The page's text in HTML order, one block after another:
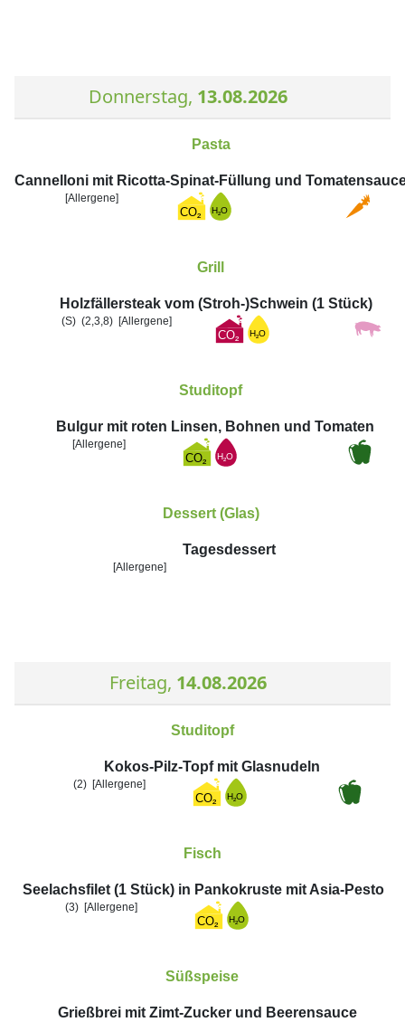
Donnerstag, 13.08.2026
Pasta
Cannelloni mit Ricotta-Spinat-Füllung und
[Allergene]
Grill
Holzfällersteak vom (Stroh-)Schwein (1 Stück)
(S) (2,3,8) [Allergene]
Studitopf
Bulgur mit roten Linsen, Bohnen und Tomaten
[Allergene]
Dessert (Glas)
Tagesdessert
[Allergene]
Freitag, 14.08.2026
Studitopf
Kokos-Pilz-Topf mit Glasnudeln
(2) [Allergene]
Fisch
Seelachsfilet (1 Stück) in Pankokruste mit Asia-Pesto
(3) [Allergene]
Süßspeise
Grießbrei mit Zimt-Zucker und Beerensauce